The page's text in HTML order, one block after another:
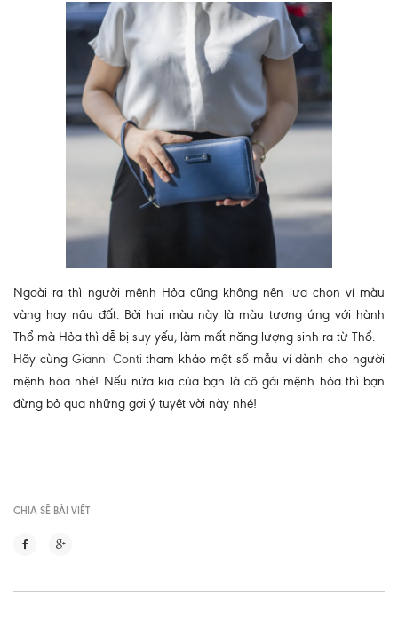
Ngoài ra thì người mệnh Hỏa cũng không nên lựa chọn ví màu
vàng hay nâu đất. Bởi hai màu này là màu tương ứng với hành
Thổ mà Hỏa thì dễ bị suy yếu, làm mất năng lượng sinh ra từ Thổ.
Hãy cùng Gianni Conti tham khảo một số mẫu ví dành cho người
mệnh hỏa nhé! Nếu nửa kia của bạn là cô gái mệnh hỏa thì bạn
đừng bỏ qua những gợi ý tuyệt vời này nhé!
CHIA SẼ BÀI VIẾT